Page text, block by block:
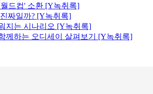
드컵' 소환 [Y녹취록]
짜일까? [Y녹취록]
지는 시나리오 [Y녹취록]
께하는 오디세이 살펴보기 [Y녹취록]